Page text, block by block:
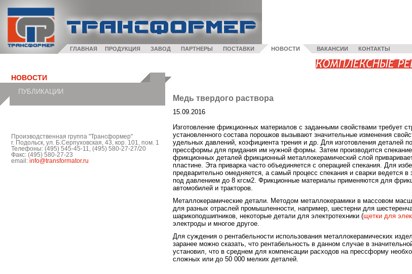
ГЛАВНАЯ ПРОДУКЦИЯ ЗАВОД ПАРТНЕРЫ ПОСТАВКИ НОВОСТИ ВАКАНСИИ КОНТАКТЫ
НОВОСТИ
ПУБЛИКАЦИИ
Производственная группа "Трансформер"
г. Подольск, ул. Б.Серпуховская, 43, кор. 101, пом. 1
Телефоны: (495) 545-45-11, (495) 580-27-27/20
Факс: (495) 580-27-23
email: info@transformator.ru
Медь твердого раствора
15.09.2016
Изготовление фрикционных материалов с заданными свойствами требует
установленного состава порошков вызывают значительные изменения
удельных давлений, коэфициента трения и др. Для изготовления деталей
прессформы для придания им нужной формы. Затем производится
фрикционных деталей фрикционный металлокерамический слой
пластине. Эта приварка часто объединяется с операцией спекания. Для
предварительно омедняется, а самый процесс спекания и сварки ведется
под давлением до 8 кгсм2. Фрикционные материалы применяются для
автомобилей и тракторов.
Металлокерамические детали. Методом металлокерамики в массовом
для разных отраслей промышленности, например, шестерни для
шарикоподшипников, некоторые детали для электротехники (щетки для
электроды и многое другое.
Для суждения о рентабельности использования металлокерамических
заранее можно сказать, что рентабельность в данном случае в
установил, что в среднем для компенсации расходов на прессформу
сложных или до 50 000 мелких деталей.